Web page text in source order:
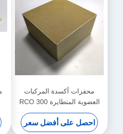
محفزات أكسدة المركبات
العضوية المتطايرة RCO 300
Cpsi تزيل نفايات الصناعة
احصل على أفضل سعر